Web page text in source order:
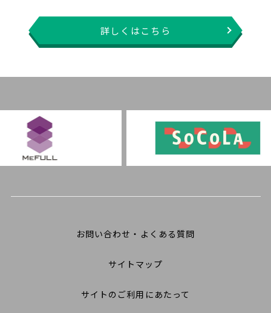
詳しくはこちら
お問い合わせ・よくある質問
サイトマップ
サイトのご利用にあたって